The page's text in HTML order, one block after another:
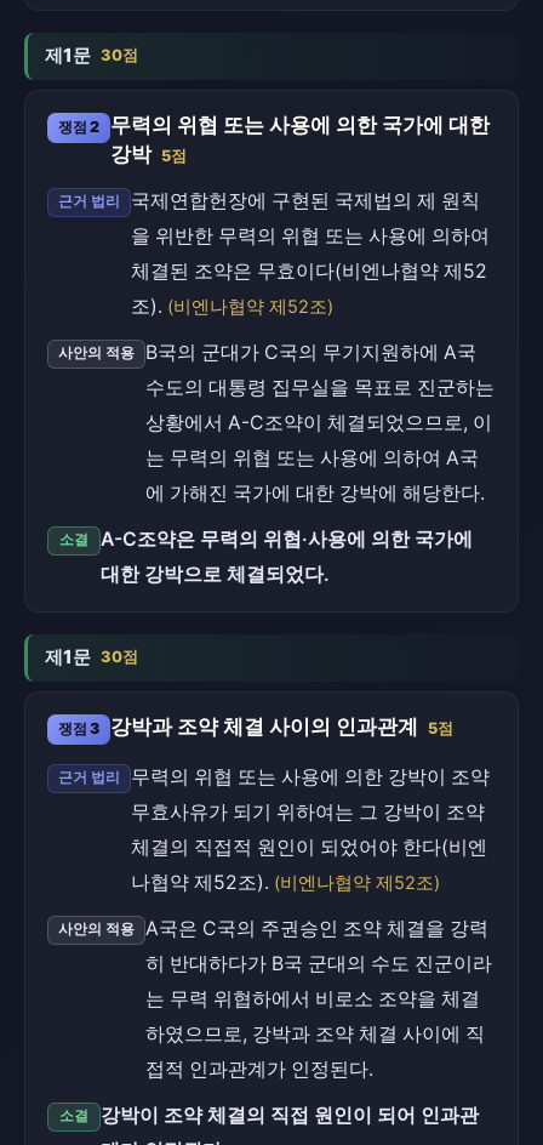
제1문 30점
쟁점 2
무력의 위협 또는 사용에 의한 국가에 대한
강박 5점
근거 법리
국제연합헌장에 구현된 국제법의 제 원칙
을 위반한 무력의 위협 또는 사용에 의하여
체결된 조약은 무효이다(비엔나협약 제52
조). (비엔나협약 제52조)
사안의 적용
B국의 군대가 C국의 무기지원하에 A국
수도의 대통령 집무실을 목표로 진군하는
상황에서 A-C조약이 체결되었으므로, 이
는 무력의 위협 또는 사용에 의하여 A국
에 가해진 국가에 대한 강박에 해당한다.
소결
A-C조약은 무력의 위협·사용에 의한 국가에
대한 강박으로 체결되었다.
제1문 30점
쟁점 3 강박과 조약 체결 사이의 인과관계 5점
근거 법리
무력의 위협 또는 사용에 의한 강박이 조약
무효사유가 되기 위하여는 그 강박이 조약
체결의 직접적 원인이 되었어야 한다(비엔
나협약 제52조). (비엔나협약 제52조)
사안의 적용
A국은 C국의 주권승인 조약 체결을 강력
히 반대하다가 B국 군대의 수도 진군이라
는 무력 위협하에서 비로소 조약을 체결
하였으므로, 강박과 조약 체결 사이에 직
접적 인과관계가 인정된다.
소결
강박이 조약 체결의 직접 원인이 되어 인과관